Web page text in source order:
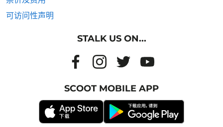
可访问性声明
STALK US ON...
SCOOT MOBILE APP